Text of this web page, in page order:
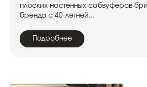
плоских настенных сабвуферов
бренда с 40-летней...
Подробнее